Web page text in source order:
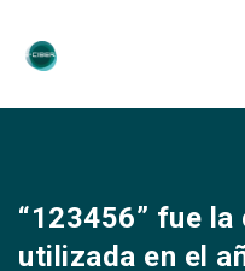
“123456” fue
utilizada en el